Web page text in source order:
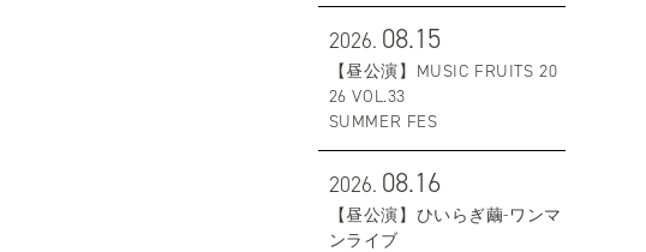
2026. 08.15
【昼公演】MUSIC FRUITS 20
26 VOL.33
SUMMER FES
2026. 08.16
【昼公演】ひいらぎ繭-ワンマ
ンライブ